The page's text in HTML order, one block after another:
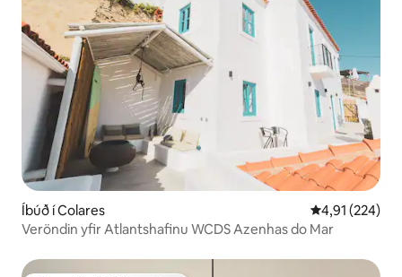
Íbúð í Colares 4,91 af 5 í
4,91 (224)
Veröndin yfir Atlantshafinu WCDS Azenhas do Mar